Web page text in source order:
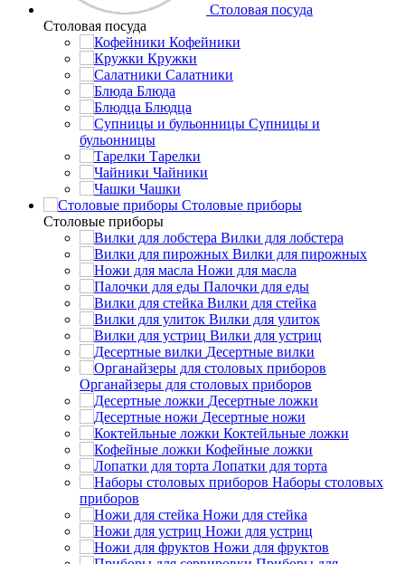
Столовая посуда
Столовая посуда
Кофейники
Кружки
Салатники
Блюда
Блюдца
Супницы и
бульонницы
Тарелки
Чайники
Чашки
Cтоловые приборы
Cтоловые приборы
Вилки для лобстера
Вилки для пирожных
Ножи для масла
Палочки для еды
Вилки для стейка
Вилки для улиток
Вилки для устриц
Десертные вилки
Органайзеры для столовых приборов
Десертные ложки
Десертные ножи
Коктейльные ложки
Кофейные ложки
Лопатки для торта
Наборы столовых
приборов
Ножи для стейка
Ножи для устриц
Ножи для фруктов